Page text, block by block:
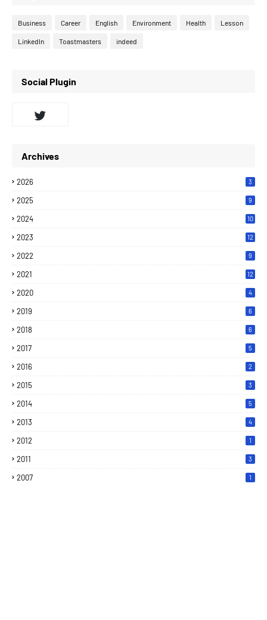
Business Career English Environment Health Lesson
LinkedIn Toastmasters indeed
Social Plugin
Archives
2026 3
2025 9
2024 10
2023 12
2022 9
2021 12
2020 4
2019 6
2018 6
2017 5
2016 2
2015 3
2014 5
2013 4
2012 1
2011 3
2007 1